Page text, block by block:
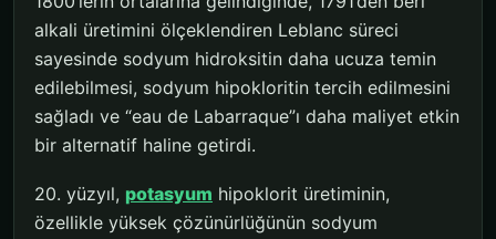
alkali üretimini ölçeklendiren Leblanc süreci
sayesinde sodyum hidroksitin daha ucuza temin
edilebilmesi, sodyum hipokloritin tercih edilmesini
sağladı ve “eau de Labarraque”ı daha maliyet etkin
bir alternatif haline getirdi.
20. yüzyıl, potasyum hipoklorit üretiminin,
özellikle yüksek çözünürlüğünün sodyum